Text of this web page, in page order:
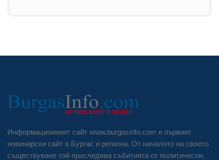
Информационният сайт www.burgasinfo.com е първият
новинарски сайт в Бургас и региона. От началото на своето
съществуване той проследява събитията от политически,